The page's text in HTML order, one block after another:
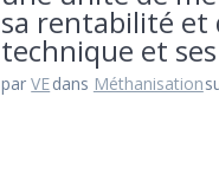
sa rentabilité et
technique et
parVEdans Méthanisation